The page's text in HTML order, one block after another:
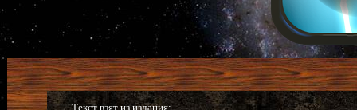
Текст взят из издания: